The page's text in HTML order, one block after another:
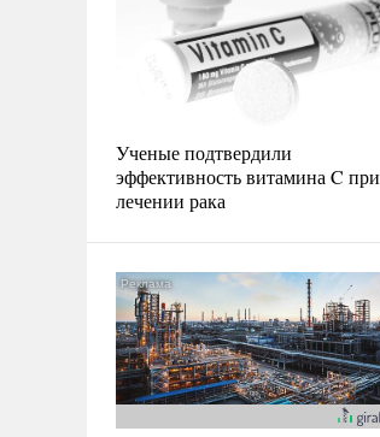
Ученые подтвердили
эффективность витамина C при
лечении рака